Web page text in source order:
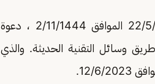
وكانت شركة «آفاق الغذاء» قد أعلنت على موقع تداول بتاريخ 22/5/2023 الموافق 2/11/1444 ، دعوة
وسائل التقنية الحديثة. والذي